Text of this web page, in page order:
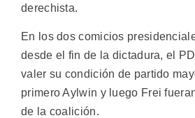
derechista.
En los dos comicios
desde el fin de la dictadura, el
valer su condición de partido
primero Aylwin y luego Frei
de la coalición.